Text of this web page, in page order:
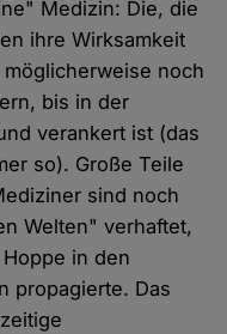
Medizin: Die, die
ihre Wirksamkeit
noch
bis in der
verankert ist (das
so). Große Teile
sind noch
Welten" verhaftet,
in den
propagierte. Das